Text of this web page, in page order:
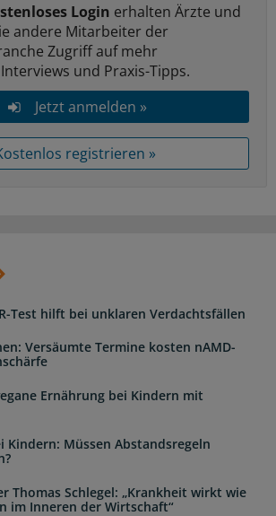
Login erhalten Ärzte und
andere Mitarbeiter der
Zugriff auf mehr
und Praxis-Tipps.
Jetzt anmelden »
registrieren »
Test hilft bei unklaren Verdachtsfällen
Versäumte Termine kosten nAMD-
Ernährung bei Kindern mit
Kindern: Müssen Abstandsregeln
Thomas Schlegel: „Krankheit wirkt wie
im Inneren der Wirtschaft“